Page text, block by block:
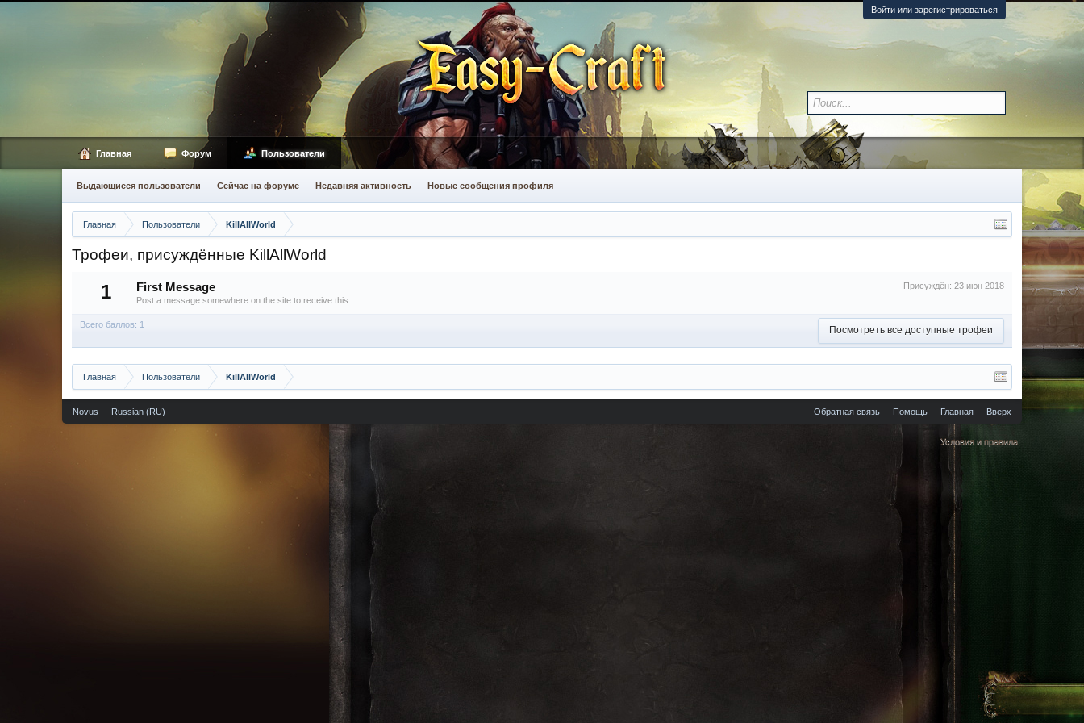
Войти или зарегистрироваться
Главная Пользователи KillAllWorld
Трофеи, присуждённые KillAllWorld
1 Присуждён: 23 июн 2018
First Message
Post a message somewhere on the site to receive this.
Всего баллов: 1 Посмотреть все доступные трофеи
Главная Пользователи KillAllWorld
Главная Форум Пользователи
Выдающиеся пользователи Сейчас на форуме Недавняя активность Новые сообщения профиля
Novus Russian (RU) Обратная связь Помощь Главная Вверх
Условия и правила